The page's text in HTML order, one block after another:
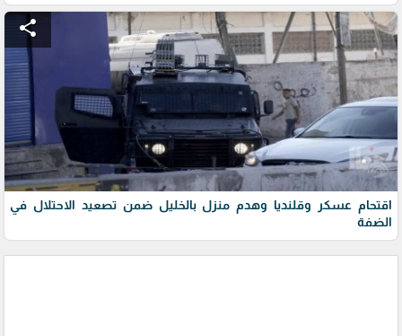
share
اقتحام عسكر وقلنديا وهدم منزل بالخليل ضمن تصعيد الاحتلال في
الضفة